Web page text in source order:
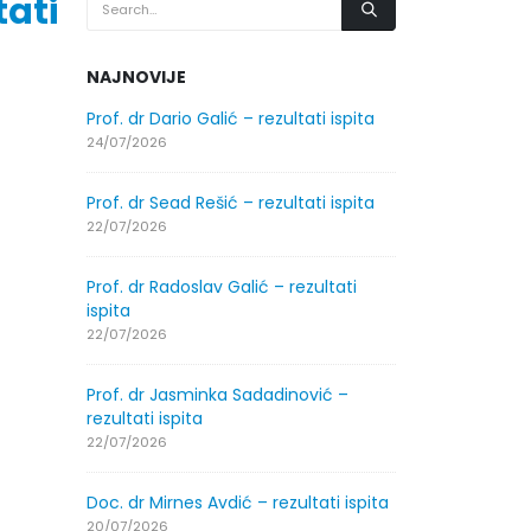
NAJNOVIJE
Prof. dr Dario Galić – rezultati ispita
24/07/2026
Prof. dr Sead Rešić – rezultati ispita
22/07/2026
Prof. dr Radoslav Galić – rezultati
ispita
22/07/2026
Prof. dr Jasminka Sadadinović –
rezultati ispita
22/07/2026
Doc. dr Mirnes Avdić – rezultati ispita
20/07/2026